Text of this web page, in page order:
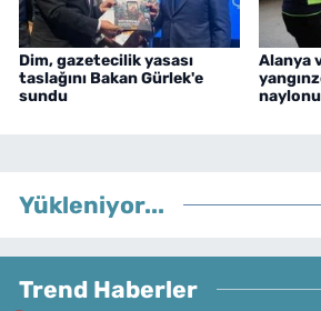
Dim, gazetecilik yasası
taslağını Bakan Gürlek'e
sundu
Alanya
Yükleniyor...
Trend Haberler